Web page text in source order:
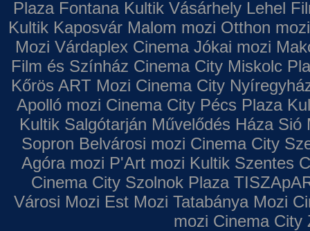
Plaza Fontana Kultik Vásárhely Lehel
Kultik Kaposvár Malom mozi Otthon mozi
Mozi Várdaplex Cinema Jókai mozi
Film és Színház Cinema City Miskolc
Kőrös ART Mozi Cinema City
Apolló mozi Cinema City Pécs Plaza
Kultik Salgótarján Művelődés Háza Sió
Sopron Belvárosi mozi Cinema City
Agóra mozi P'Art mozi Kultik Szentes
Cinema City Szolnok Plaza
Városi Mozi Est Mozi Tatabánya Mozi
mozi Cinema City